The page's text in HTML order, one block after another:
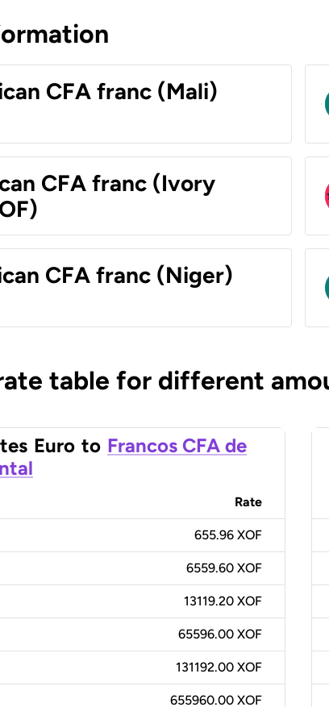
CFA franc (Mali)
CFA franc (Ivory
CFA franc (Niger)
table for different
Euro to Francos CFA de
Rate
655.96 XOF
6559.60 XOF
13119.20 XOF
65596.00 XOF
131192.00 XOF
655960.00 XOF